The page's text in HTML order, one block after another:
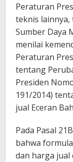
Peraturan
teknis lainnya,
Sumber Daya
menilai
Peraturan
tentang
Presiden
191/2014)
jual Eceran
Pada Pasal
bahwa
dan harga jual